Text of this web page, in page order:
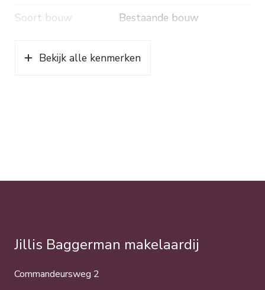
Soort bouw
Bestaande bouw
Bekijk alle kenmerken
Jillis Baggerman makelaardij
Commandeursweg 2